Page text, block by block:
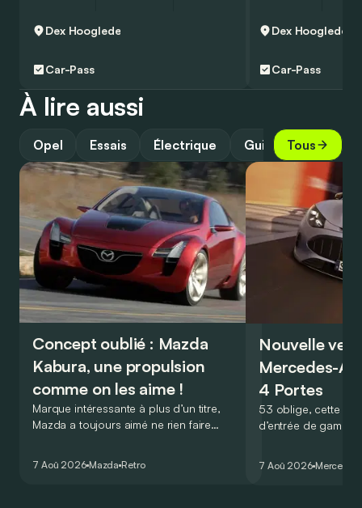
Dex Hooglede
Car-Pass
Dex Hooglede
Car-Pass
À lire aussi
Opel Essais Électrique Guide Tous
Concept oublié : Mazda
Kabura, une propulsion
comme on les aime !
Marque intéressante à plus d’un titre,
Mazda a toujours aimé ne rien faire
7 Aoû 2026 Mazda Retro
Nouvelle
Mercedes-
4 Portes
53 oblige, cette
d’entrée de
moins…
7 Aoû 2026 Mercedes